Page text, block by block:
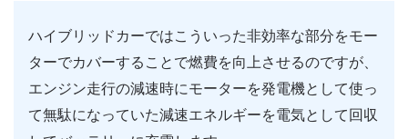
ハイブリッドカーではこういった非効率な部分をモー
ターでカバーすることで燃費を向上させるのですが、
エンジン走行の減速時にモーターを発電機として使っ
て無駄になっていた減速エネルギーを電気として回収